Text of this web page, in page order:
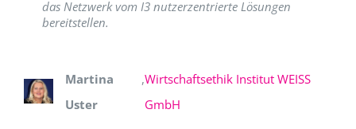
das Netzwerk vom I3 nutzerzentrierte Lösungen
bereitstellen.
Martina
Uster
,Wirtschaftsethik Institut WEISS
GmbH